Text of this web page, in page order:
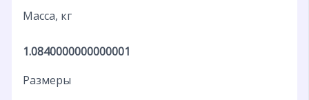
Масса, кг
1.0840000000000001
Размеры